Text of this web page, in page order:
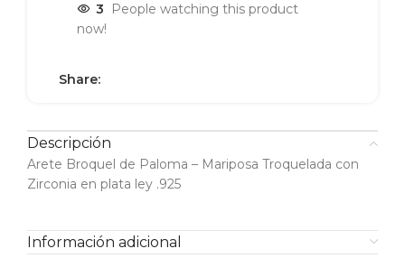
3
People watching this product
now!
Share:
Descripción
Arete Broquel de Paloma – Mariposa Troquelada con
Zirconia en plata ley .925
Información adicional